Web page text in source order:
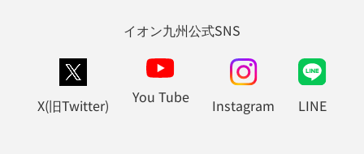
イオン九州公式SNS
X(旧Twitter) You Tube Instagram LINE